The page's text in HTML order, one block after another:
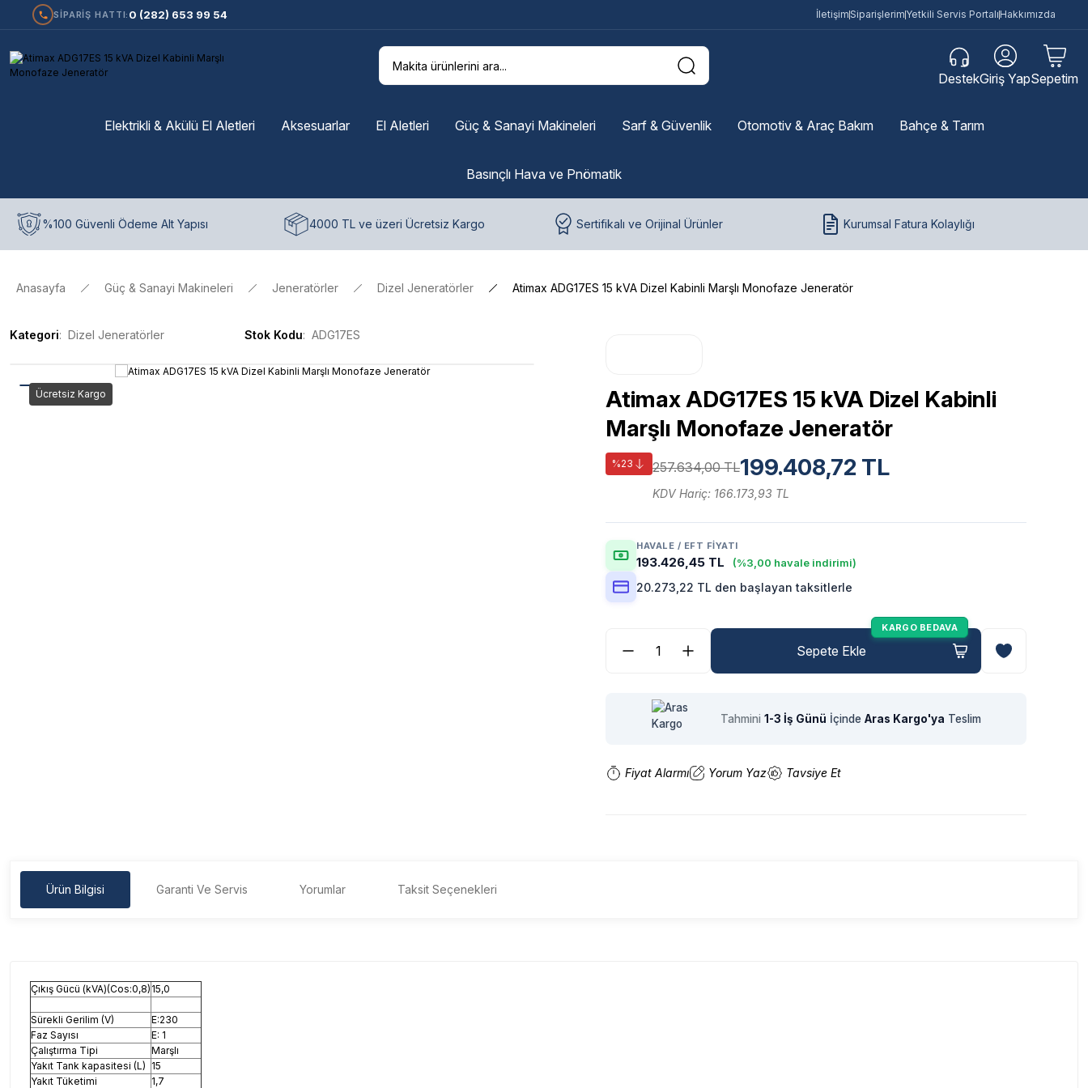
SİPARİŞ HATTI: 0 (282) 653 99 54 İletişimSiparişlerim Yetkili Servis Portalı Hakkımızda
DestekGiriş YapSepetim
Elektrikli & Akülü El Aletleri Aksesuarlar El Aletleri Güç & Sanayi Makineleri Sarf & Güvenlik Otomotiv & Araç Bakım Bahçe & Tarım
Basınçlı Hava ve Pnömatik
%100 Güvenli Ödeme Alt Yapısı 4000 TL ve üzeri Ücretsiz Kargo Sertifikalı ve Orijinal Ürünler Kurumsal Fatura Kolaylığı
Anasayfa Güç & Sanayi Makineleri Jeneratörler Dizel Jeneratörler Atimax ADG17ES 15 kVA Dizel Kabinli Marşlı Monofaze Jeneratör
Kategori Dizel Jeneratörler Stok Kodu ADG17ES
Ücretsiz Kargo
Atimax ADG17ES 15 kVA Dizel Kabinli
Marşlı Monofaze Jeneratör
%23 257.634,00 TL199.408,72 TL
KDV Hariç: 166.173,93 TL
HAVALE / EFT FIYATI
193.426,45 TL (%3,00 havale indirimi)
20.273,22 TL den başlayan taksitlerle
KARGO BEDAVA
Sepete Ekle
Tahmini 1-3 İş Günü İçinde Aras Kargo'ya Teslim
Fiyat Alarmı Yorum Yaz Tavsiye Et
Ürün Bilgisi Garanti Ve Servis Yorumlar Taksit Seçenekleri
Çıkış Gücü (kVA)(Cos:0,8) 15,0
Sürekli Gerilim (V)
E:230
Faz Sayısı
E: 1
Çalıştırma Tipi
Marşlı
Yakıt Tank kapasitesi (L) 15
Yakıt Tüketimi
1,7